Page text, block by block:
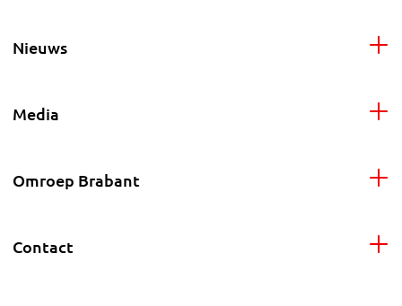
Nieuws
Media
Omroep Brabant
Contact